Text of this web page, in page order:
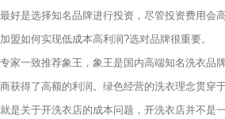
好是选择知名品牌进行投资，尽管投资费用会
如何实现低成本高利润?选对品牌很重要。
一致推荐象王，象王是国内高端知名洗衣品牌
获得了高额的利润。绿色经营的洗衣理念贯穿
关于开洗衣店的成本问题，开洗衣店并不是一